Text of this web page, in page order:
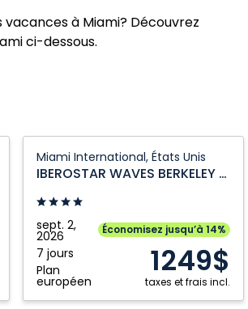
à Miami? Découvrez
ci-dessous.
Miami International, États Unis
IBEROSTAR WAVES BERKELEY SHORE
sept. 2,
2026
7 jours
Plan
européen
Économisez jusqu’à 14%
1249$
taxes et frais incl.
WAVES
BERKELEY
SHORE:
Miami
International,
États
Unis